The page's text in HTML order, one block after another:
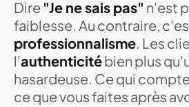
Dire "Je ne sais pas" n'est
faiblesse. Au contraire,
professionnalisme. Les
l'authenticitébien plus
hasardeuse. Ce qui
ce que vous faites après